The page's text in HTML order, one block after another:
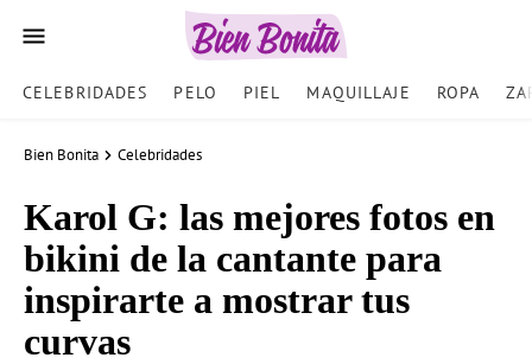
CELEBRIDADES PELO PIEL MAQUILLAJE ROPA
Bien Bonita Celebridades
Karol G: las mejores fotos en
bikini de la cantante para
inspirarte a mostrar tus
curvas